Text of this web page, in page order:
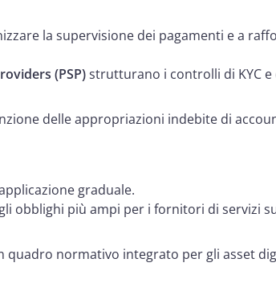
la supervisione dei pagamenti e a
(PSP)strutturano i controlli di KYC
delle appropriazioni indebite di
graduale.
obblighi più ampi per i fornitori di servizi
quadro normativo integrato per gli asset